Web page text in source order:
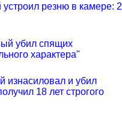
резню в камере: 2
убил спящих
характера"
изнасиловал и убил
18 лет строгого